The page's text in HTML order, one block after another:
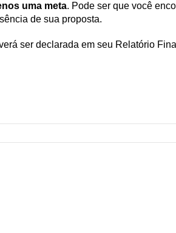
uma meta. Pode ser que você
de sua proposta.
ser declarada em seu Relatório